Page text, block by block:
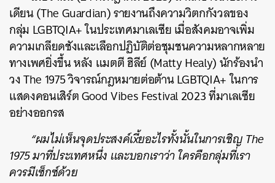
เดียน (The Guardian) รายงานถึงความวิตกกังวลของ
กลุ่ม LGBTQIA+ ในประเทศมาเลเซีย เมื่อสังคมอาจเพิ่ม
ความเกลียดชังและเลือกปฏิบัติต่อชุมชนความหลากหลาย
ทางเพศยิ่งขึ้น หลัง แมตตี ฮิลีย์ (Matty Healy) นักร้องนำ
วง The 1975 วิจารณ์กฎหมายต่อต้าน LGBTQIA+ ในการ
แสดงคอนเสิร์ต Good Vibes Festival 2023 ที่มาเลเซีย
อย่างออกรส
“ผมไม่เห็นจุดประสงค์เxี้ยอะไรทั้งนั้นในการเชิญ The
1975 มาที่ประเทศหนึ่ง และบอกเราว่า ใครคือกลุ่มที่เรา
ควรมีเซ็กซ์ด้วย